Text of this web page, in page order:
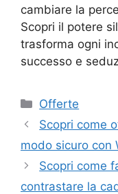
cambiare la
Scopri il potere
trasforma ogni
successo e
Categorie
Offerte
Scopri come
modo sicuro con
Scopri come
contrastare la